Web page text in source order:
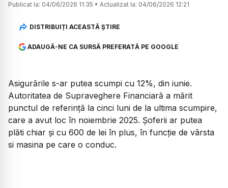
Publicat la: 04/06/2026 11:35 • Actualizat la: 04/06/2026 12:21
DISTRIBUIȚI ACEASTĂ ȘTIRE
ADAUGĂ-NE CA SURSĂ PREFERATĂ PE GOOGLE
Asigurările s-ar putea scumpi cu 12%, din iunie.
Autoritatea de Supraveghere Financiară a mărit
punctul de referință la cinci luni de la ultima scumpire,
care a avut loc în noiembrie 2025. Șoferii ar putea
plăti chiar și cu 600 de lei în plus, în funcție de vârsta
si masina pe care o conduc.